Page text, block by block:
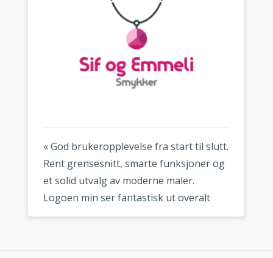
« God brukeropplevelse fra start til slutt.
Rent grensesnitt, smarte funksjoner og
et solid utvalg av moderne maler.
Logoen min ser fantastisk ut overalt
hvor jeg bruker den. »